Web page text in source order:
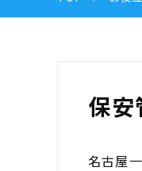
保
名古屋